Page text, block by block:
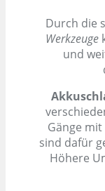
Durch die
Werkzeuge
und
Gänge
sind dafür
Höhere